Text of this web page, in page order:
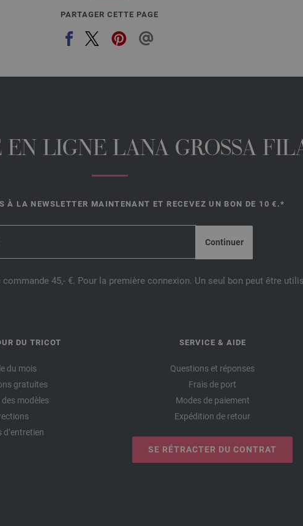
PARTAGER CETTE PAGE
EN LIGNE LANA GROSSA
À LA NEWSLETTER MAINTENANT ET RECEVEZ UN BON DE 10 €.*
45,- €. Pour la première connexion. Un seul bon peut être
DU TRICOT
du mois
gratuites
modèles
d’entretien
SERVICE & AIDE
Questions et réponses
Frais de port
Modes de paiement
Expédition de retour
SE RÉTRACTER DU CONTRAT